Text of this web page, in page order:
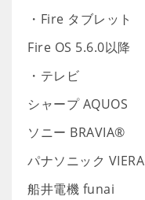
・Fire タブレット
Fire OS 5.6.0以降
・テレビ
シャープ AQUOS
ソニー BRAVIA®
パナソニック VIERA
船井電機 funai